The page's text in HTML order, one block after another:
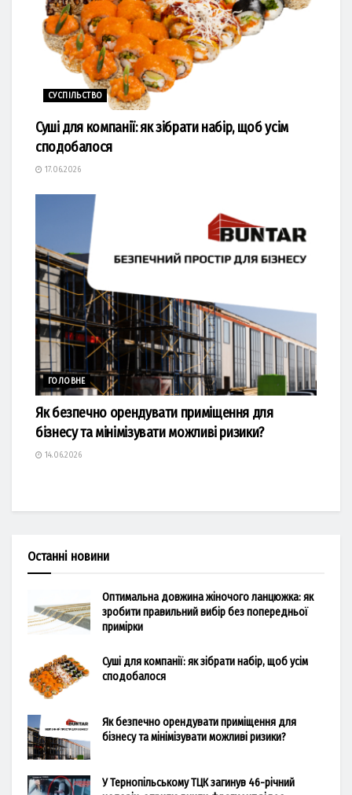
СУСПІЛЬСТВО
Суші для компанії: як зібрати набір, щоб усім
сподобалося
17.06.2026
ГОЛОВНЕ
Як безпечно орендувати приміщення для
бізнесу та мінімізувати можливі ризики?
14.06.2026
Останні новини
Оптимальна довжина жіночого ланцюжка: як
зробити правильний вибір без попередньої
примірки
Суші для компанії: як зібрати набір, щоб усім
сподобалося
Як безпечно орендувати приміщення для
бізнесу та мінімізувати можливі ризики?
У Тернопільському ТЦК загинув 46-річний